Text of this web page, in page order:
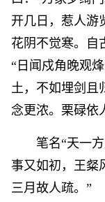
开几日，惹人游
花阴不觉寒。自
“日闻戍角晚观
土，不如埋剑且
念更浓。栗碌依
笔名“天一
事又如初，王粲
三月故人疏。”